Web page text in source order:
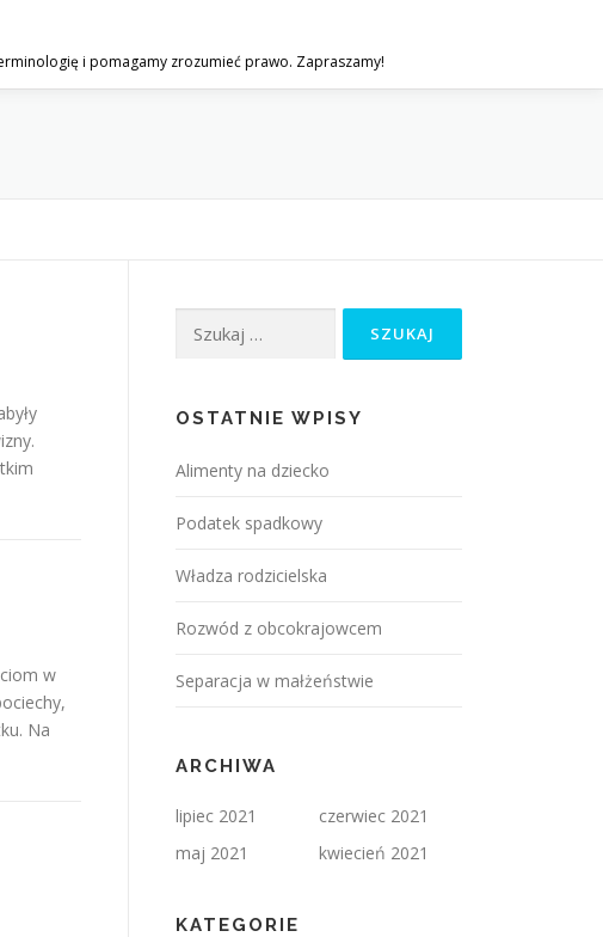
i pomagamy zrozumieć prawo. Zapraszamy!
w
Na
OSTATNIE WPISY
Alimenty na dziecko
Podatek spadkowy
Władza rodzicielska
Rozwód z obcokrajowcem
Separacja w małżeństwie
ARCHIWA
lipiec 2021
czerwiec 2021
maj 2021
kwiecień 2021
KATEGORIE